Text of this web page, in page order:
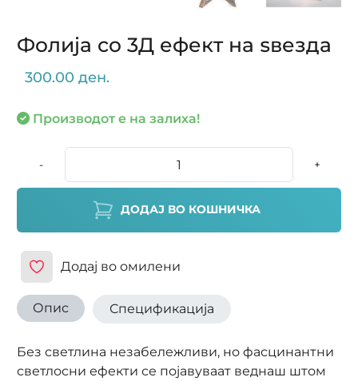
Фолија со 3Д ефект на ѕвезда
300.00 ден.
Производот е на залиха!
- +
ДОДАЈ ВО КОШНИЧКА
Додај во омилени
Опис Спецификација
Без светлина незабележливи, но фасцинантни
светлосни ефекти се појавуваат веднаш штом